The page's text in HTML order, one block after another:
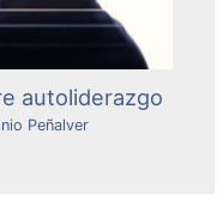
autoliderazgo
Peñalver